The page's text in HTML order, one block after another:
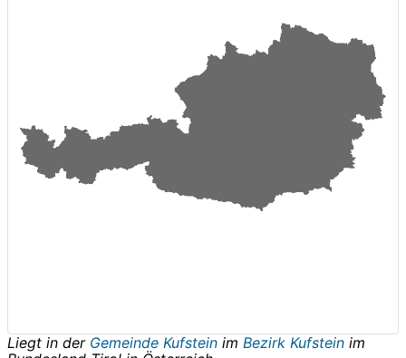
Liegt in der Gemeinde Kufstein im Bezirk Kufstein im